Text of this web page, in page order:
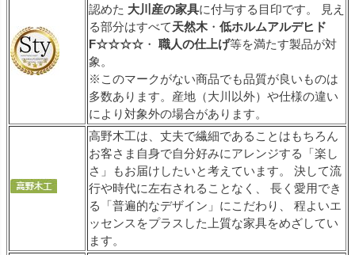
認めた 大川産の家具に付与する目印です。 見え
る部分はすべて天然木 ・ 低ホルムアルデヒド
F☆☆☆☆ ・ 職人の仕上げ等を満たす製品が対
象。
※このマークがない商品でも品質が良いものは
多数あります。産地（大川以外）や仕様の違い
により対象外の場合があります。
高野木工は、丈夫で繊細であることはもちろん
お客さま自身で自分好みにアレンジする「楽し
さ」もお届けしたいと考えています。 決して流
行や時代に左右されることなく、 長く愛用でき
る「普遍的なデザイン」にこだわり、 程よいエ
ッセンスをプラスした上質な家具をめざしてい
ます。